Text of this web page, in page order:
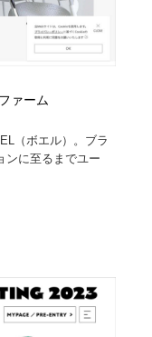
ァーム
（ボエル）。ブラ
ンに至るまでユー